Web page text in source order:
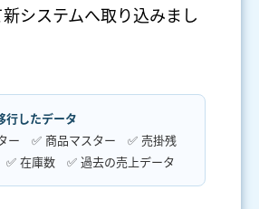
システムへ取り込みまし
行したデータ
ー ✅ 商品マスター ✅ 売掛残
在庫数 ✅ 過去の売上データ